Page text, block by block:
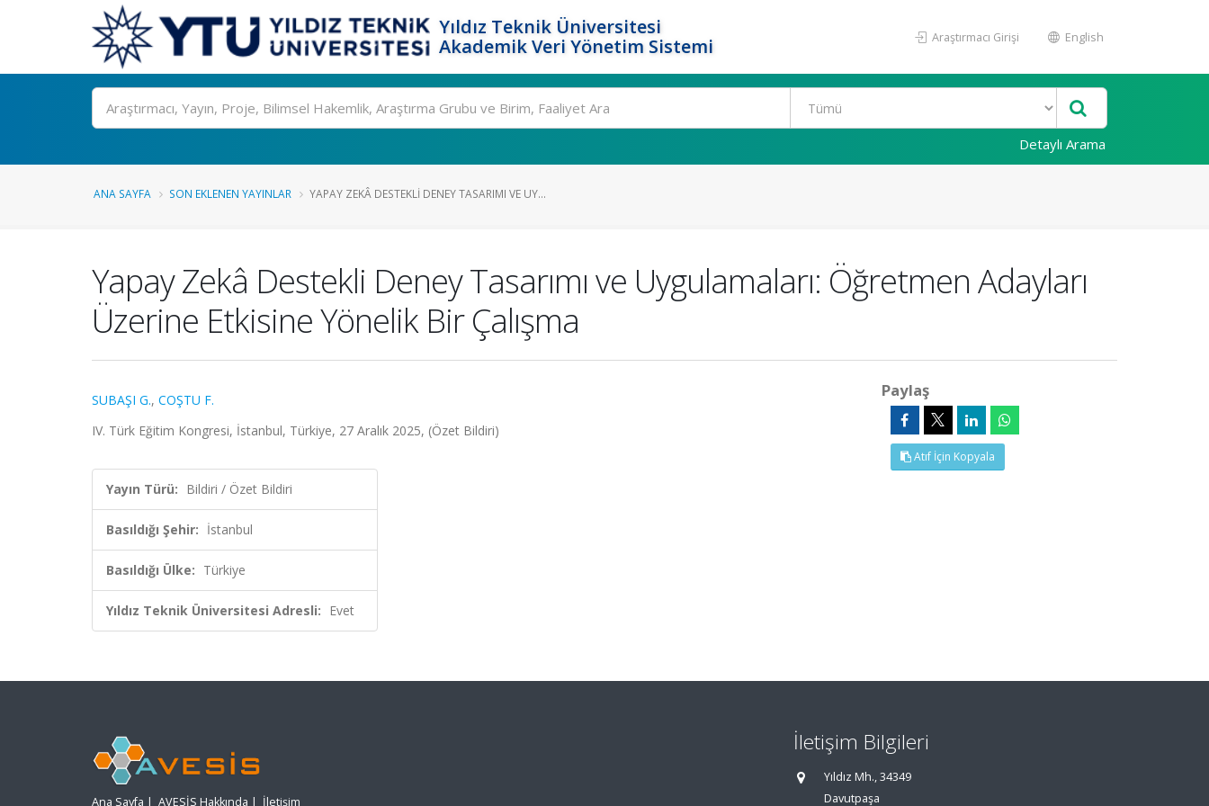
Yıldız Teknik Üniversitesi
Akademik Veri Yönetim Sistemi
Araştırmacı Girişi English
Ara
Detaylı Arama
ANA SAYFA SON EKLENEN YAYINLAR YAPAY ZEKÂ DESTEKLI DENEY TASARIMI VE UY...
Yapay Zekâ Destekli Deney Tasarımı ve Uygulamaları: Öğretmen Adayları
Üzerine Etkisine Yönelik Bir Çalışma
SUBAŞI G., COŞTU F.
IV. Türk Eğitim Kongresi, İstanbul, Türkiye, 27 Aralık 2025, (Özet Bildiri)
Yayın Türü: Bildiri / Özet Bildiri
Basıldığı Şehir: İstanbul
Basıldığı Ülke: Türkiye
Yıldız Teknik Üniversitesi Adresli: Evet
Paylaş
Atıf İçin Kopyala
Ana Sayfa | AVESİS Hakkında | İletişim
İletişim Bilgileri
Yıldız Mh., 34349
Davutpaşa